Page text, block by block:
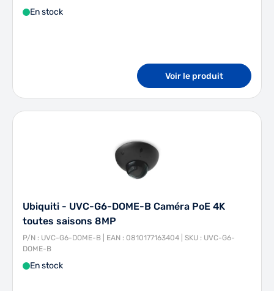
En stock
Voir le produit
Ubiquiti - UVC-G6-DOME-B Caméra PoE 4K
toutes saisons 8MP
P/N : UVC-G6-DOME-B | EAN : 0810177163404 | SKU : UVC-G6-
DOME-B
En stock